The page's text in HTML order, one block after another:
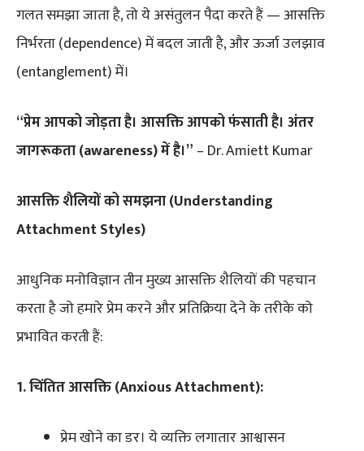
गलत समझा जाता है, तो ये असंतुलन पैदा करते हैं — आसक्ति
निर्भरता (dependence) में बदल जाती है, और ऊर्जा उलझाव
(entanglement) में।
“प्रेम आपको जोड़ता है। आसक्ति आपको फंसाती है। अंतर
जागरूकता (awareness) में है।” – Dr. Amiett Kumar
आसक्ति शैलियों को समझना (Understanding
Attachment Styles)
आधुनिक मनोविज्ञान तीन मुख्य आसक्ति शैलियों की पहचान
करता है जो हमारे प्रेम करने और प्रतिक्रिया देने के तरीके को
प्रभावित करती हैं:
1. चिंतित आसक्ति (Anxious Attachment):
प्रेम खोने का डर। ये व्यक्ति लगातार आश्वासन